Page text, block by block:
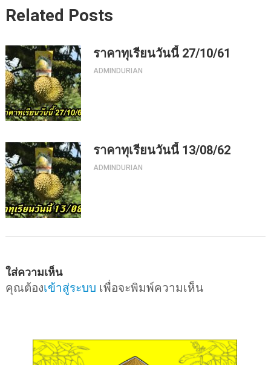
Related Posts
ราคาทุเรียนวันนี้ 27/10/61
ADMINDURIAN
ราคาทุเรียนวันนี้ 13/08/62
ADMINDURIAN
ใส่ความเห็น
คุณต้องเข้าสู่ระบบ เพื่อจะพิมพ์ความเห็น